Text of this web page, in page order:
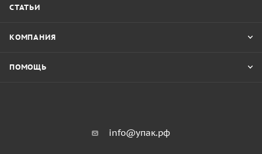
СТАТЬИ
КОМПАНИЯ
ПОМОЩЬ
info@упак.рф